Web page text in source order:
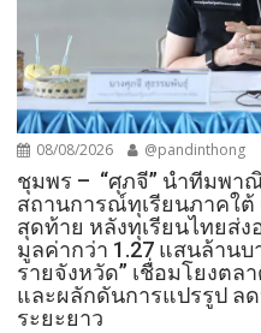
08/08/2026 @pandinthong
ชุมพร – “ศุภจี” นำทีมพ
สถานการณ์ทุเรียนภาคใต้
สุดท้าย หลังทุเรียนไทยส่ง
มูลค่ากว่า 1.27 แสนล้าน
รายจังหวัด” เชื่อมโยงตล
และผลักดันการแปรรูป ล
ระยะยาว